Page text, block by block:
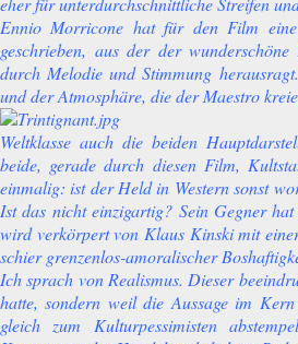
Ennio Morricone hat für den Film
geschrieben, aus der der
durch Melodie und Stimmung
und der Atmosphäre, die der Maestro
Weltklasse auch die beiden
beide, gerade durch diesen Film,
einmalig: ist der Held in Western sonst
Ist das nicht einzigartig? Sein Gegner
wird verkörpert von Klaus Kinski mit
schier grenzenlos-amoralischer
Ich sprach von Realismus. Dieser
hatte, sondern weil die Aussage im
gleich zum Kulturpessimisten